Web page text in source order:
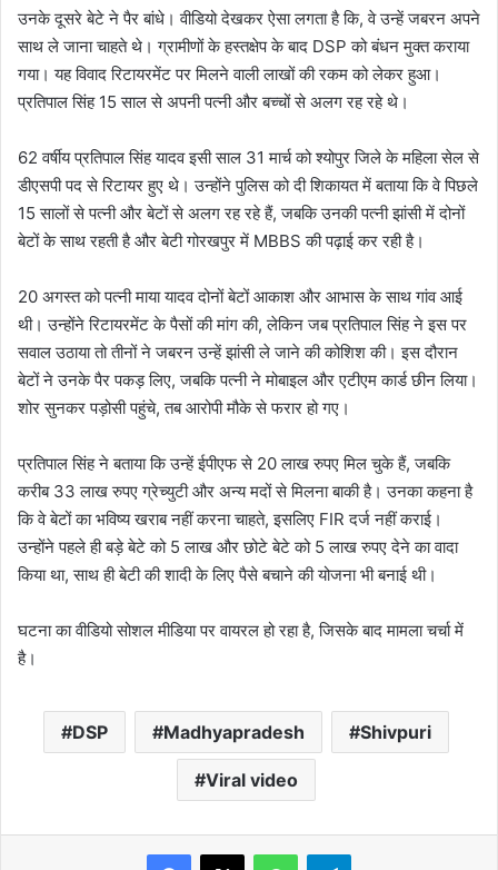
उनके दूसरे बेटे ने पैर बांधे। वीडियो देखकर ऐसा लगता है कि, वे उन्हें जबरन अपने
साथ ले जाना चाहते थे। ग्रामीणों के हस्तक्षेप के बाद DSP को बंधन मुक्त कराया
गया। यह विवाद रिटायरमेंट पर मिलने वाली लाखों की रकम को लेकर हुआ।
प्रतिपाल सिंह 15 साल से अपनी पत्नी और बच्चों से अलग रह रहे थे।
62 वर्षीय प्रतिपाल सिंह यादव इसी साल 31 मार्च को श्योपुर जिले के महिला सेल से
डीएसपी पद से रिटायर हुए थे। उन्होंने पुलिस को दी शिकायत में बताया कि वे पिछले
15 सालों से पत्नी और बेटों से अलग रह रहे हैं, जबकि उनकी पत्नी झांसी में दोनों
बेटों के साथ रहती है और बेटी गोरखपुर में MBBS की पढ़ाई कर रही है।
20 अगस्त को पत्नी माया यादव दोनों बेटों आकाश और आभास के साथ गांव आई
थी। उन्होंने रिटायरमेंट के पैसों की मांग की, लेकिन जब प्रतिपाल सिंह ने इस पर
सवाल उठाया तो तीनों ने जबरन उन्हें झांसी ले जाने की कोशिश की। इस दौरान
बेटों ने उनके पैर पकड़ लिए, जबकि पत्नी ने मोबाइल और एटीएम कार्ड छीन लिया।
शोर सुनकर पड़ोसी पहुंचे, तब आरोपी मौके से फरार हो गए।
प्रतिपाल सिंह ने बताया कि उन्हें ईपीएफ से 20 लाख रुपए मिल चुके हैं, जबकि
करीब 33 लाख रुपए ग्रेच्युटी और अन्य मदों से मिलना बाकी है। उनका कहना है
कि वे बेटों का भविष्य खराब नहीं करना चाहते, इसलिए FIR दर्ज नहीं कराई।
उन्होंने पहले ही बड़े बेटे को 5 लाख और छोटे बेटे को 5 लाख रुपए देने का वादा
किया था, साथ ही बेटी की शादी के लिए पैसे बचाने की योजना भी बनाई थी।
घटना का वीडियो सोशल मीडिया पर वायरल हो रहा है, जिसके बाद मामला चर्चा में
है।
DSP Madhyapradesh Shivpuri
Viral video
WhatsAppTelegram